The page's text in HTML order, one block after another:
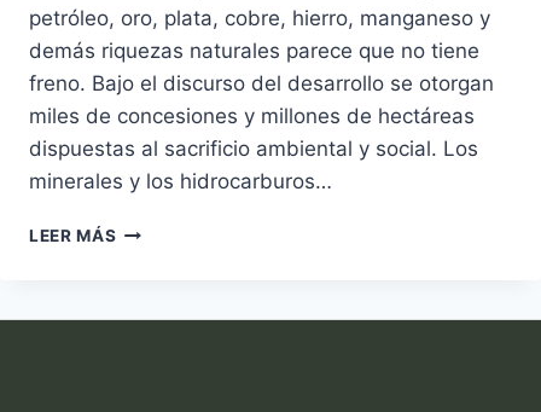
petróleo, oro, plata, cobre, hierro, manganeso y
demás riquezas naturales parece que no tiene
freno. Bajo el discurso del desarrollo se otorgan
miles de concesiones y millones de hectáreas
dispuestas al sacrificio ambiental y social. Los
minerales y los hidrocarburos…
LEER MÁS PETRÓLEO,